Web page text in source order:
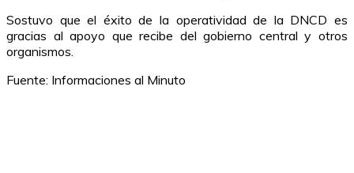
Sostuvo que el éxito de la operatividad de la DNCD es
gracias al apoyo que recibe del gobierno central y otros
organismos.
Fuente: Informaciones al Minuto